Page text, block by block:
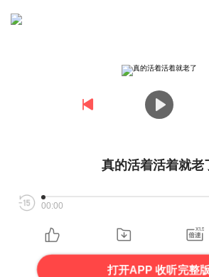
真的活着活着就老
00:00
打开APP 收听完整版